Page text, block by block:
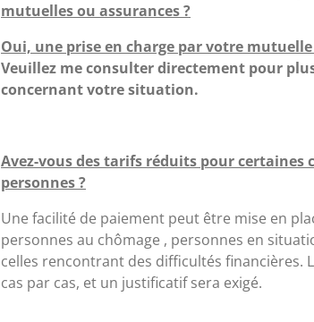
mutuelles ou assurances ?
Oui, une prise en charge par votre
Veuillez me consulter directement pour
concernant votre situation.
Avez-vous des tarifs réduits pour certaines
personnes ?
Une facilité de paiement peut être mise en
personnes au chômage , personnes en
celles rencontrant des difficultés financières.
cas par cas, et un justificatif sera exigé.